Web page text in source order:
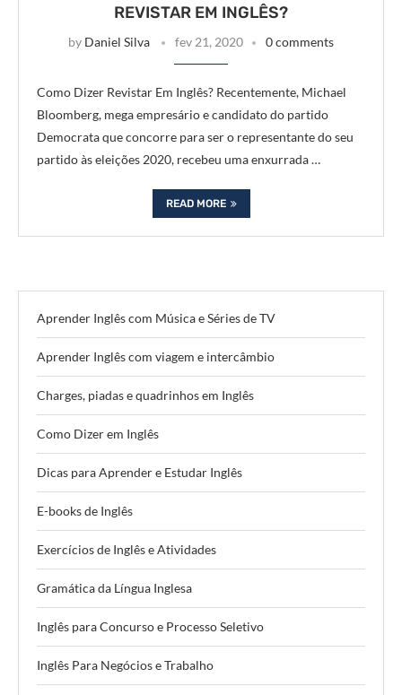
REVISTAR EM INGLÊS?
by Daniel Silva fev 21, 2020 0 comments
Como Dizer Revistar Em Inglês? Recentemente, Michael
Bloomberg, mega empresário e candidato do partido
Democrata que concorre para ser o representante do seu
partido às eleições 2020, recebeu uma enxurrada …
READ MORE
Aprender Inglês com Música e Séries de TV
Aprender Inglês com viagem e intercâmbio
Charges, piadas e quadrinhos em Inglês
Como Dizer em Inglês
Dicas para Aprender e Estudar Inglês
E-books de Inglês
Exercícios de Inglês e Atividades
Gramática da Língua Inglesa
Inglês para Concurso e Processo Seletivo
Inglês Para Negócios e Trabalho